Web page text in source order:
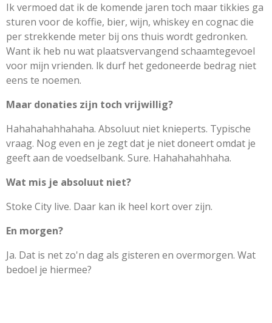
Ik vermoed dat ik de komende jaren toch maar tikkies ga
sturen voor de koffie, bier, wijn, whiskey en cognac die
per strekkende meter bij ons thuis wordt gedronken.
Want ik heb nu wat plaatsvervangend schaamtegevoel
voor mijn vrienden. lk durf het gedoneerde bedrag niet
eens te noemen.
Maar donaties zijn toch vrijwillig?
Hahahahahhahaha. Absoluut niet knieperts. Typische
vraag. Nog even en je zegt dat je niet doneert omdat je
geeft aan de voedselbank. Sure. Hahahahahhaha.
Wat mis je absoluut niet?
Stoke City live. Daar kan ik heel kort over zijn.
En morgen?
Ja. Dat is net zo'n dag als gisteren en overmorgen. Wat
bedoel je hiermee?